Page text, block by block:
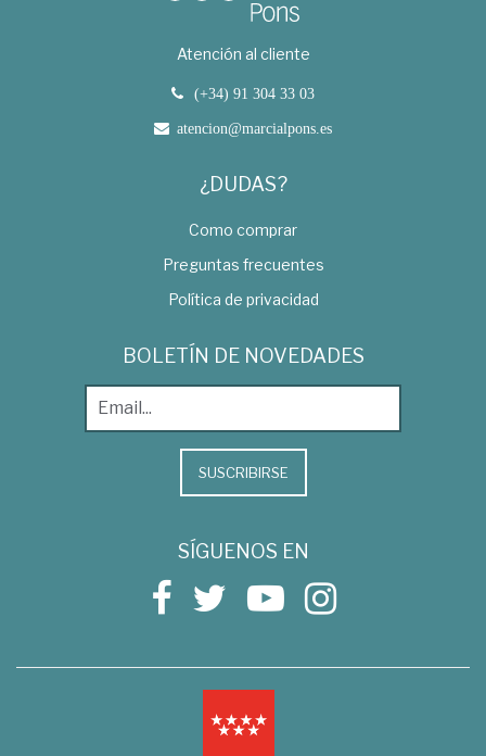
Atención al cliente
(+34) 91 304 33 03
atencion@marcialpons.es
¿DUDAS?
Como comprar
Preguntas frecuentes
Política de privacidad
BOLETÍN DE NOVEDADES
SUSCRIBIRSE
SÍGUENOS EN